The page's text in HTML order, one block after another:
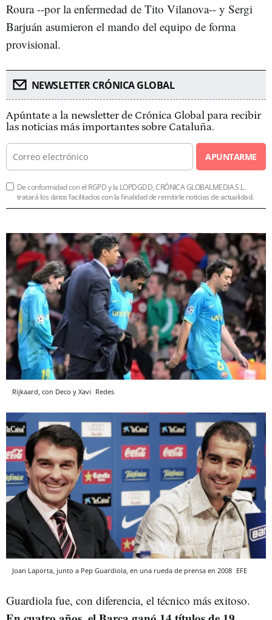
Roura --por la enfermedad de Tito Vilanova-- y Sergi
Barjuán asumieron el mando del equipo de forma
provisional.
NEWSLETTER CRÓNICA GLOBAL
Apúntate a la newsletter de Crónica Global para recibir
las noticias más importantes sobre Cataluña.
APUNTARME
De conformidad con el RGPD y la LOPDGDD, CRÓNICA GLOBALMEDIA S.L.
tratará los datos facilitados con la finalidad de remitirle noticias de actualidad.
Rijkaard, con Deco y Xavi Redes
Joan Laporta, junto a Pep Guardiola, en una rueda de prensa en 2008 EFE
Guardiola fue, con diferencia, el técnico más exitoso.